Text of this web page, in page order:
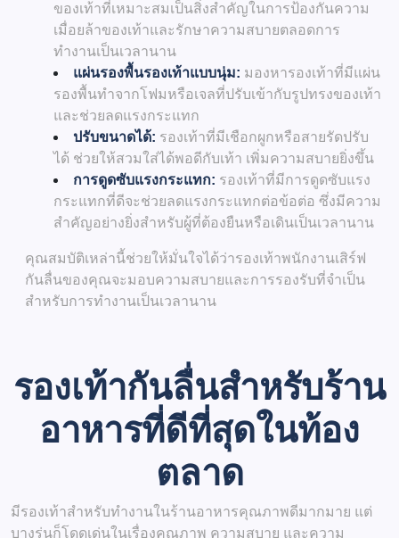
ของเท้าที่เหมาะสมเป็นสิ่งสำคัญในการป้องกันความ
เมื่อยล้าของเท้าและรักษาความสบายตลอดการ
ทำงานเป็นเวลานาน
แผ่นรองพื้นรองเท้าแบบนุ่ม: มองหารองเท้าที่มีแผ่น
รองพื้นทำจากโฟมหรือเจลที่ปรับเข้ากับรูปทรงของเท้า
และช่วยลดแรงกระแทก
ปรับขนาดได้: รองเท้าที่มีเชือกผูกหรือสายรัดปรับ
ได้ ช่วยให้สวมใส่ได้พอดีกับเท้า เพิ่มความสบายยิ่งขึ้น
การดูดซับแรงกระแทก: รองเท้าที่มีการดูดซับแรง
กระแทกที่ดีจะช่วยลดแรงกระแทกต่อข้อต่อ ซึ่งมีความ
สำคัญอย่างยิ่งสำหรับผู้ที่ต้องยืนหรือเดินเป็นเวลานาน
คุณสมบัติเหล่านี้ช่วยให้มั่นใจได้ว่ารองเท้าพนักงานเสิร์ฟ
กันลื่นของคุณจะมอบความสบายและการรองรับที่จำเป็น
สำหรับการทำงานเป็นเวลานาน
รองเท้ากันลื่นสำหรับร้าน
อาหารที่ดีที่สุดในท้อง
ตลาด
มีรองเท้าสำหรับทำงานในร้านอาหารคุณภาพดีมากมาย แต่
บางรุ่นก็โดดเด่นในเรื่องคุณภาพ ความสบาย และความ